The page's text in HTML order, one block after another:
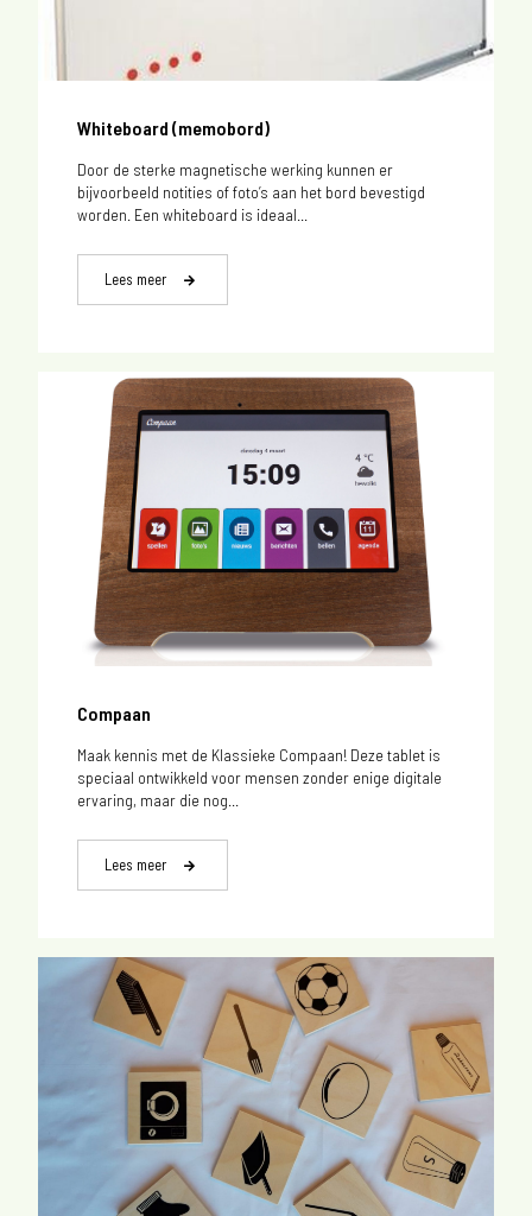
Whiteboard (memobord)
Door de sterke magnetische werking kunnen er
bijvoorbeeld notities of foto’s aan het bord bevestigd
worden. Een whiteboard is ideaal...
Lees meer
Compaan
Maak kennis met de Klassieke Compaan! Deze tablet is
speciaal ontwikkeld voor mensen zonder enige digitale
ervaring, maar die nog...
Lees meer